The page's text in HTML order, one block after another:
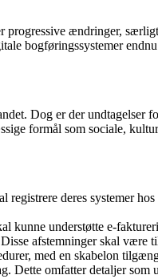
ændringer,
bogføringssystemer
Dog er der undtagelser
formål som sociale,
deres systemer
understøtte e-
afstemninger skal være
med en skabelon
omfatter detaljer som